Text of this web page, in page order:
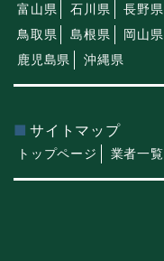
富山県
石川県 長野県
鳥取県
島根県 岡山県
鹿児島県
沖縄県
サイトマップ
トップページ 業者一覧